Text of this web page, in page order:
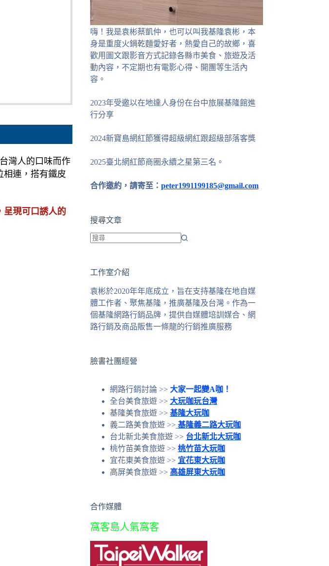
灣人的口味而作
相連，搭有鐵皮
呈現可口誘人的
嗨！我是袁彬蔡凱仲，也可以叫我基隆袁彬，本
身是重度火鍋乾麵愛好者，熱愛自己的故鄉，喜
歡用圖文跟影音方式記錄各縣市美食、旅遊及活
動內容，不定期也有電影心得、開團等生活內
容。
2023年受邀以在地達人身份在台中旅展基隆館進
行分享
2024新寶島網紅節獲得超級網紅跟超級部落客獎
2025臺北網紅節商圈永續之星第三名。
合作邀約，請寄至： peter1991199185@gmail.com
搜尋文章
到
合
條
件
的
果
工作室介紹
袁彬於2020年年底成立，旨在支持基隆在地自媒
體工作者、聚焦基隆，推廣基隆及台灣。作為一
個基隆網路行銷品牌，提供自媒體培訓媒合、網
路行銷及商品販售一條龍的行銷推廣服務
臉書社團經營
網路行銷討論 >> 大家一起變A咖！
全台美食旅遊 >> 大玩咖玩台灣
基隆美食旅遊 >> 基隆大玩咖
義二路美食旅遊 >> 基隆義二路大玩咖
台北新北美食旅遊 >> 台北新北大玩咖
桃竹苗美食旅遊 >> 桃竹苗大玩咖
宜花東美食旅遊 >> 宜花東大玩咖
高屏美食旅遊 >> 高雄屏東大玩咖
合作媒體
窩客島人氣窩客